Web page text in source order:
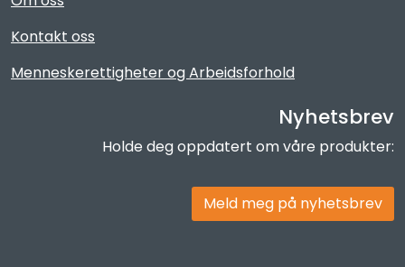
Kontakt oss
Menneskerettigheter og Arbeidsforhold
Nyhetsbrev
Holde deg oppdatert om våre produkter:
Meld meg på nyhetsbrev